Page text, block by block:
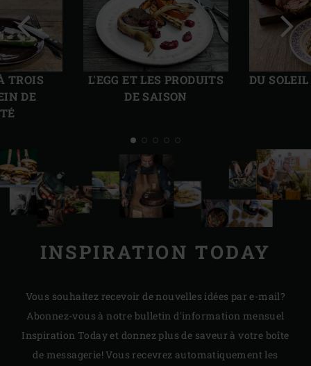
TROIS
DE
L'EGG ET LES PRODUITS
DE SAISON
DU
Diapo
précédente
INSPIRATION TODAY
Vous souhaitez recevoir de nouvelles idées par e-mail?
Abonnez-vous à notre bulletin d'information mensuel
Inspiration Today et donnez plus de saveur à votre boîte
de messagerie! Vous recevrez automatiquement les